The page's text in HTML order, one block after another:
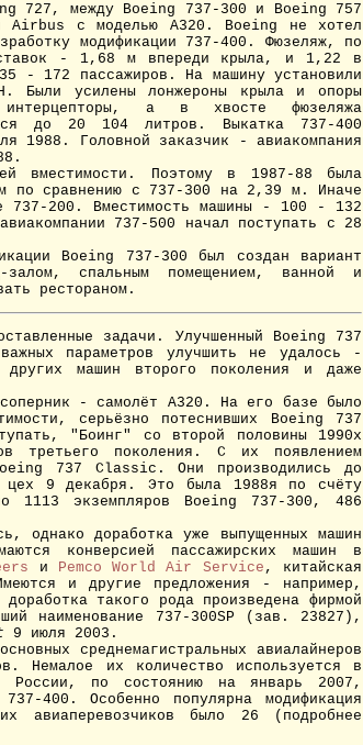
727, между Boeing 737-300 и Boeing 757
Airbus с моделью A320. Boeing не хотел
модификации 737-400. Фюзеляж, по
- 1,68 м впереди крыла, и 1,22 в
- 172 пассажиров. На машину установили
Были усилены лонжероны крыла и опоры
а в хвосте фюзеляжа
до 20 104 литров. Выкатка 737-400
1988. Головной заказчик - авиакомпания
вместимости. Поэтому в 1987-88 была
по сравнению с 737-300 на 2,39 м. Иначе
737-200. Вместимость машины - 100 - 132
737-500 начал поступать с 28
Boeing 737-300 был создан вариант
спальным помещением, ванной и
рестораном.
задачи. Улучшенный Boeing 737
параметров улучшить не удалось -
машин второго поколения и даже
- самолёт А320. На его базе было
серьёзно потеснивших Boeing 737
"Боинг" со второй половины 1990х
третьего поколения. С их появлением
737 Classic. Они производились до
цех 9 декабря. Это была 1988я по счёту
1113 экземпляров Boeing 737-300, 486
однако доработка уже выпущенных машин
конверсией пассажирских машин в
и Pemco World Air Service , китайская
и другие предложения - например,
такого рода произведена фирмой
наименование 737-300SP (зав. 23827),
9 июля 2003.
среднемагистральных авиалайнеров
Немалое их количество используется в
России, по состоянию на январь 2007,
400. Особенно популярна модификация
было 26 (подробнее